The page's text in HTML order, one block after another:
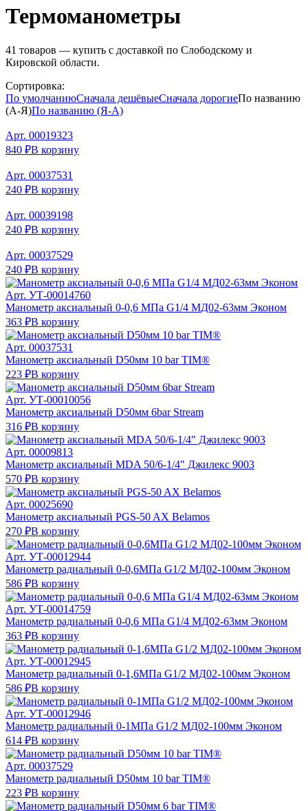
Термоманометры
41 товаров — купить с доставкой по Слободскому и
Кировской области.
Сортировка:
По умолчаниюСначала дешёвыеСначала дорогиеПо названию
(А-Я)По названию (Я-А)
Арт. 00019323
840 ₽В корзину
Арт. 00037531
240 ₽В корзину
Арт. 00039198
240 ₽В корзину
Арт. 00037529
240 ₽В корзину
Арт. УТ-00014760
Манометр аксиальный 0-0,6 МПа G1/4 МД02-63мм Эконом
363 ₽В корзину
Арт. 00037531
Манометр аксиальный D50мм 10 bar TIM®
223 ₽В корзину
Арт. УТ-00010056
Манометр аксиальный D50мм 6bar Stream
316 ₽В корзину
Арт. 00009813
Манометр аксиальный MDA 50/6-1/4" Джилекс 9003
570 ₽В корзину
Арт. 00025690
Манометр аксиальный PGS-50 AX Belamos
270 ₽В корзину
Арт. УТ-00012944
Манометр радиальный 0-0,6МПа G1/2 МД02-100мм Эконом
586 ₽В корзину
Арт. УТ-00014759
Манометр радиальный 0-0,6 МПа G1/4 МД02-63мм Эконом
363 ₽В корзину
Арт. УТ-00012945
Манометр радиальный 0-1,6МПа G1/2 МД02-100мм Эконом
586 ₽В корзину
Арт. УТ-00012946
Манометр радиальный 0-1МПа G1/2 МД02-100мм Эконом
614 ₽В корзину
Арт. 00037529
Манометр радиальный D50мм 10 bar TIM®
223 ₽В корзину